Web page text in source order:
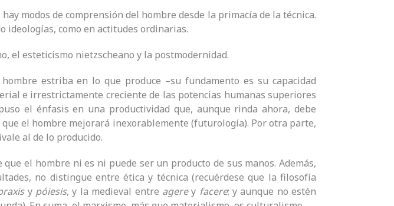
modos de comprensión del hombre desde la primacía de la técnica.
ideologías, como en actitudes ordinarias.
el esteticismo nietzscheano y la postmodernidad.
estriba en lo que produce –su fundamento es su capacidad
e irrestrictamente creciente de las potencias humanas superiores
el énfasis en una productividad que, aunque rinda ahora, debe
el hombre mejorará inexorablemente (futurología). Por otra parte,
al de lo producido.
el hombre ni es ni puede ser un producto de sus manos. Además,
no distingue entre ética y técnica (recuérdese que la filosofía
y póiesis, y la medieval entre agerey facere; y aunque no estén